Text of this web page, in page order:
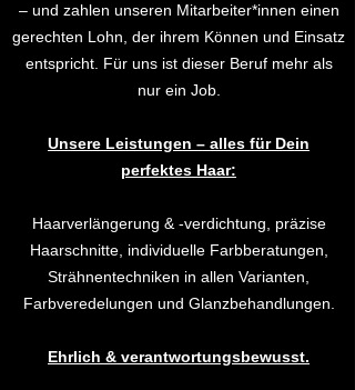
– und zahlen unseren Mitarbeiter*innen einen
gerechten Lohn, der ihrem Können und Einsatz
entspricht. Für uns ist dieser Beruf mehr als
nur ein Job.
Unsere Leistungen – alles für Dein
perfektes Haar:
Haarverlängerung & -verdichtung, präzise
Haarschnitte, individuelle Farbberatungen,
Strähnentechniken in allen Varianten,
Farbveredelungen und Glanzbehandlungen.
Ehrlich & verantwortungsbewusst.